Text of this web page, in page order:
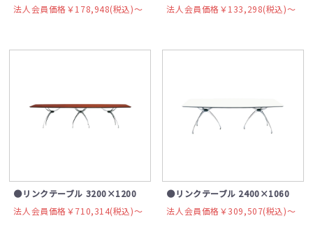
法人会員価格￥178,948(税込)〜
法人会員価格￥133,298(税込)〜
●リンクテーブル 3200×1200
法人会員価格￥710,314(税込)〜
●リンクテーブル 2400×1060
法人会員価格￥309,507(税込)〜